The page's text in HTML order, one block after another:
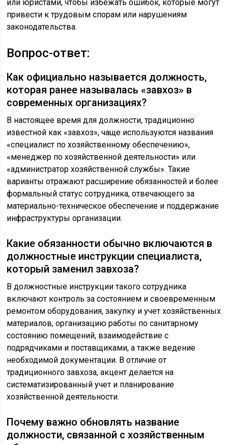
или юристами, чтобы избежать ошибок, которые могут
привести к трудовым спорам или нарушениям
законодательства.
Вопрос-ответ:
Как официально называется должность,
которая ранее называлась «завхоз» в
современных организациях?
В настоящее время для должности, традиционно
известной как «завхоз», чаще используются названия
«специалист по хозяйственному обеспечению»,
«менеджер по хозяйственной деятельности» или
«администратор хозяйственной службы». Такие
варианты отражают расширение обязанностей и более
формальный статус сотрудника, отвечающего за
материально-техническое обеспечение и поддержание
инфраструктуры организации.
Какие обязанности обычно включаются в
должностные инструкции специалиста,
который заменил завхоза?
В должностные инструкции такого сотрудника
включают контроль за состоянием и своевременным
ремонтом оборудования, закупку и учет хозяйственных
материалов, организацию работы по санитарному
состоянию помещений, взаимодействие с
подрядчиками и поставщиками, а также ведение
необходимой документации. В отличие от
традиционного завхоза, акцент делается на
систематизированный учет и планирование
хозяйственной деятельности.
Почему важно обновлять название
должности, связанной с хозяйственным